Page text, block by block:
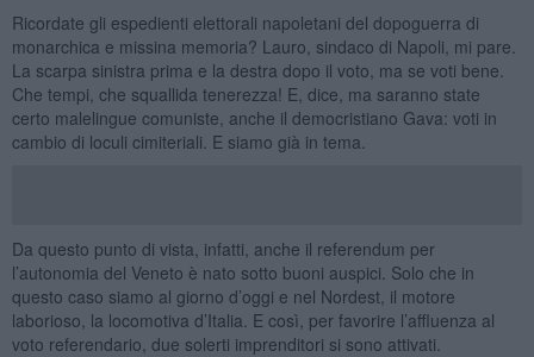
Ricordate gli espedienti elettorali napoletani del dopoguerra di
monarchica e missina memoria? Lauro, sindaco di Napoli, mi pare.
La scarpa sinistra prima e la destra dopo il voto, ma se voti bene.
Che tempi, che squallida tenerezza! E, dice, ma saranno state
certo malelingue comuniste, anche il democristiano Gava: voti in
cambio di loculi cimiteriali. E siamo già in tema.
Da questo punto di vista, infatti, anche il referendum per
l’autonomia del Veneto è nato sotto buoni auspici. Solo che in
questo caso siamo al giorno d’oggi e nel Nordest, il motore
laborioso, la locomotiva d’Italia. E così, per favorire l’affluenza al
voto referendario, due solerti imprenditori si sono attivati.